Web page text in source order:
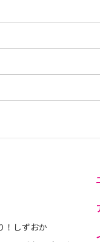
！しずおか